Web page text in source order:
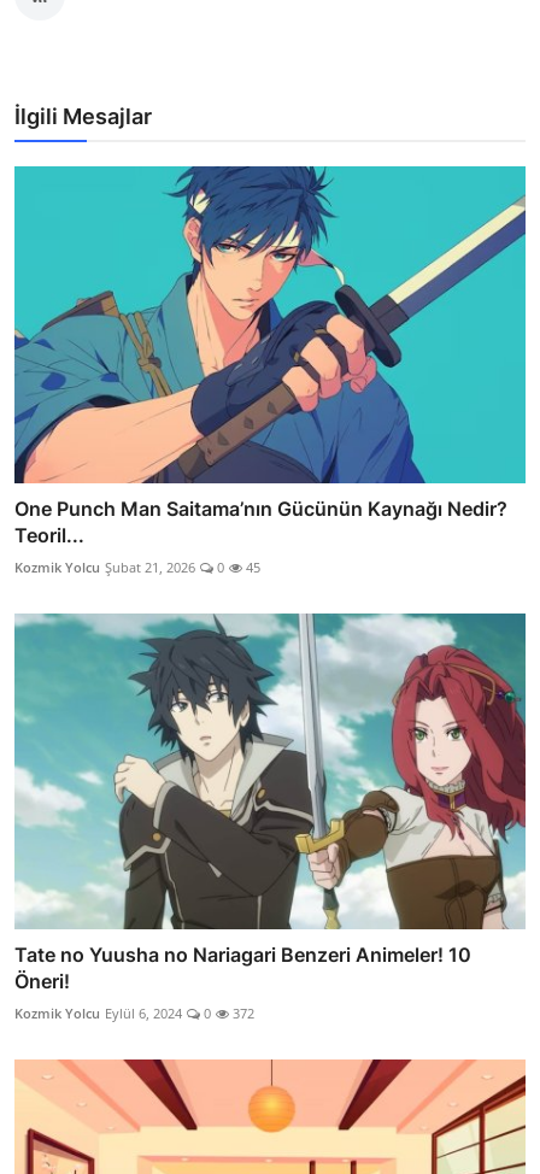
İlgili Mesajlar
One Punch Man Saitama’nın Gücünün Kaynağı Nedir?
Teoril...
Kozmik Yolcu Şubat 21, 2026 0 45
Tate no Yuusha no Nariagari Benzeri Animeler! 10
Öneri!
Kozmik Yolcu Eylül 6, 2024 0 372